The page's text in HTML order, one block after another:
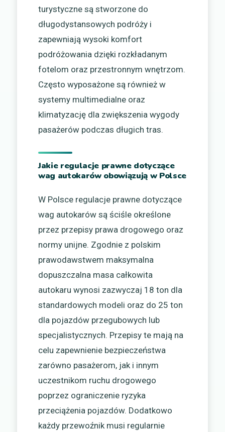
turystyczne są stworzone do
długodystansowych podróży i
zapewniają wysoki komfort
podróżowania dzięki rozkładanym
fotelom oraz przestronnym wnętrzom.
Często wyposażone są również w
systemy multimedialne oraz
klimatyzację dla zwiększenia wygody
pasażerów podczas długich tras.
Jakie regulacje prawne dotyczące
wag autokarów obowiązują w Polsce
W Polsce regulacje prawne dotyczące
wag autokarów są ściśle określone
przez przepisy prawa drogowego oraz
normy unijne. Zgodnie z polskim
prawodawstwem maksymalna
dopuszczalna masa całkowita
autokaru wynosi zazwyczaj 18 ton dla
standardowych modeli oraz do 25 ton
dla pojazdów przegubowych lub
specjalistycznych. Przepisy te mają na
celu zapewnienie bezpieczeństwa
zarówno pasażerom, jak i innym
uczestnikom ruchu drogowego
poprzez ograniczenie ryzyka
przeciążenia pojazdów. Dodatkowo
każdy przewoźnik musi regularnie